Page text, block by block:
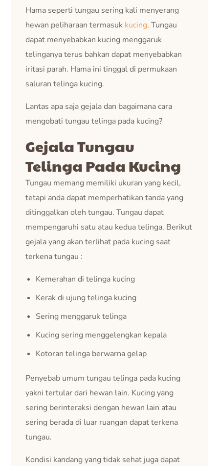
Hama seperti tungau sering kali menyerang
hewan peliharaan termasuk kucing. Tungau
dapat menyebabkan kucing menggaruk
telinganya terus bahkan dapat menyebabkan
iritasi parah. Hama ini tinggal di permukaan
saluran telinga kucing.
Lantas apa saja gejala dan bagaimana cara
mengobati tungau telinga pada kucing?
Gejala Tungau
Telinga Pada Kucing
Tungau memang memiliki ukuran yang kecil,
tetapi anda dapat memperhatikan tanda yang
ditinggalkan oleh tungau. Tungau dapat
mempengaruhi satu atau kedua telinga. Berikut
gejala yang akan terlihat pada kucing saat
terkena tungau :
Kemerahan di telinga kucing
Kerak di ujung telinga kucing
Sering menggaruk telinga
Kucing sering menggelengkan kepala
Kotoran telinga berwarna gelap
Penyebab umum tungau telinga pada kucing
yakni tertular dari hewan lain. Kucing yang
sering berinteraksi dengan hewan lain atau
sering berada di luar ruangan dapat terkena
tungau.
Kondisi kandang yang tidak sehat juga dapat